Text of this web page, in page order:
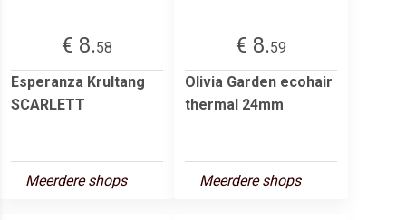
€ 8.58
Esperanza Krultang
SCARLETT
Meerdere shops
€ 8.59
Olivia Garden ecohair
thermal 24mm
Meerdere shops